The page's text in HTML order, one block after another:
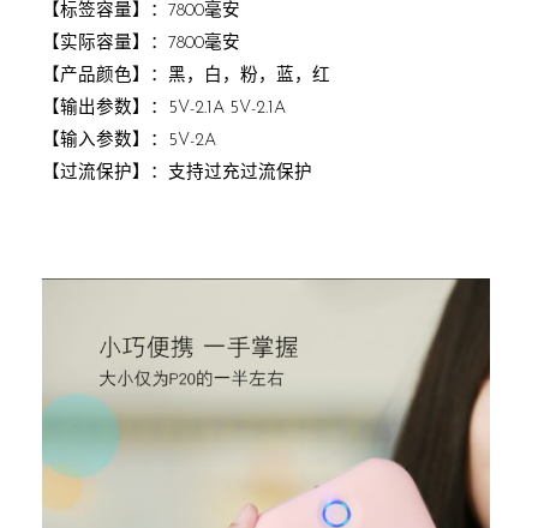
【标签容量】：7800毫安
【实际容量】：7800毫安
【产品颜色】：黑，白，粉，蓝，红
【输出参数】：5V-2.1A 5V-2.1A
【输入参数】：5V-2A
【过流保护】：支持过充过流保护